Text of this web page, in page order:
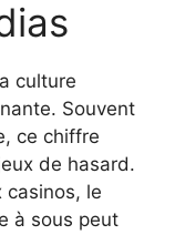
culture
Souvent
ce chiffre
de hasard.
casinos, le
à sous peut